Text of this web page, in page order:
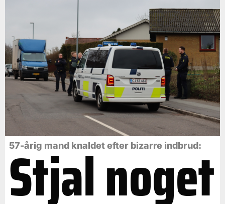
57-årig mand knaldet efter bizarre indbrud:
Stjal noget